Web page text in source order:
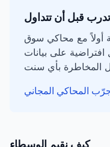
تدرب قبل أن تتداول
أولاً مع محاكي سوق
على بيانات
المحاكي المجاني
كيف نقيم الوسطاء